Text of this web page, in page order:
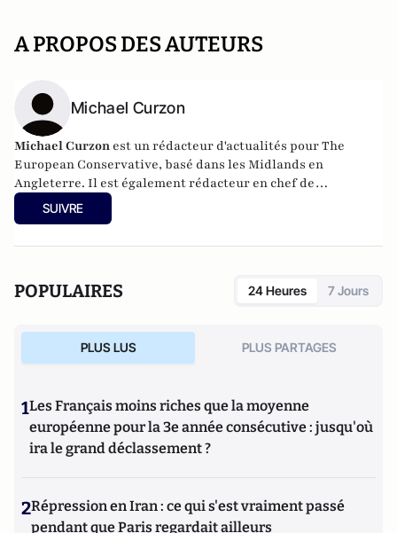
A PROPOS DES AUTEURS
Michael Curzon
Michael Curzon est un rédacteur d'actualités pour The
European Conservative, basé dans les Midlands en
Angleterre. Il est également rédacteur en chef de
Bournbrook Magazine, qu'il a fondé en 2019, et a
précédemment écrit pour l'Express Online de Londres. Son
SUIVRE
POPULAIRES 24 Heures 7 Jours
PLUS LUS PLUS PARTAGES
1Les Français moins riches que la moyenne
européenne pour la 3e année consécutive : jusqu'où
ira le grand déclassement ?
2Répression en Iran : ce qui s'est vraiment passé
pendant que Paris regardait ailleurs